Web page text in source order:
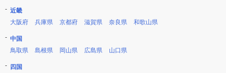
近畿
大阪府
兵庫県 京都府 滋賀県 奈良県 和歌山県
中国
鳥取県
島根県 岡山県 広島県 山口県
四国